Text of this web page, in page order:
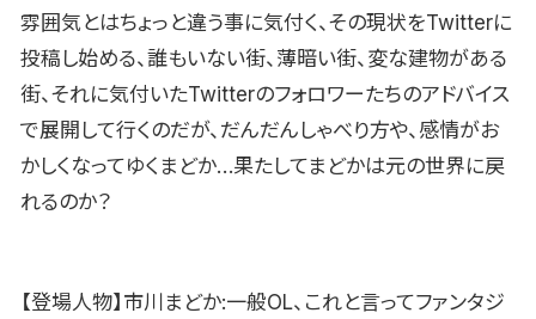
雰囲気とはちょっと違う事に気付く、その現状をTwitterに
投稿し始める、誰もいない街、薄暗い街、変な建物がある
街、それに気付いたTwitterのフォロワーたちのアドバイス
で展開して行くのだが、だんだんしゃべり方や、感情がお
かしくなってゆくまどか…果たしてまどかは元の世界に戻
れるのか？
【登場人物】市川まどか:一般OL、これと言ってファンタジ